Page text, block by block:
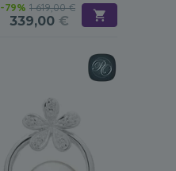
-79% 1 619,00 €
339,00 €